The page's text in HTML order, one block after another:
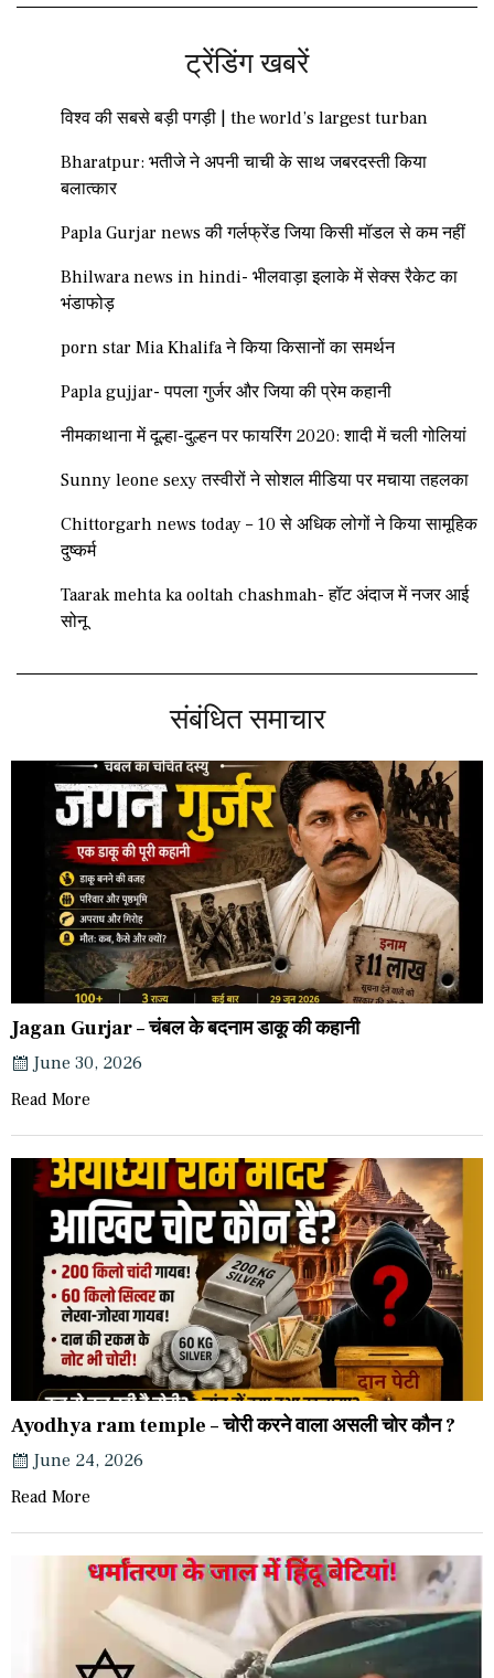
ट्रेंडिंग खबरें
विश्व की सबसे बड़ी पगड़ी | the world’s largest turban
Bharatpur: भतीजे ने अपनी चाची के साथ जबरदस्ती किया
बलात्कार
Papla Gurjar news की गर्लफ्रेंड जिया किसी मॉडल से कम नहीं
Bhilwara news in hindi- भीलवाड़ा इलाके में सेक्स रैकेट का
भंडाफोड़
porn star Mia Khalifa ने किया किसानों का समर्थन
Papla gujjar- पपला गुर्जर और जिया की प्रेम कहानी
नीमकाथाना में दूल्हा-दुल्हन पर फायरिंग 2020: शादी में चली गोलियां
Sunny leone sexy तस्वीरों ने सोशल मीडिया पर मचाया तहलका
Chittorgarh news today – 10 से अधिक लोगों ने किया सामूहिक
दुष्कर्म
Taarak mehta ka ooltah chashmah- हॉट अंदाज में नजर आई
सोनू
संबंधित समाचार
Jagan Gurjar – चंबल के बदनाम डाकू की कहानी
June 30, 2026
Read More
Ayodhya ram temple – चोरी करने वाला असली चोर कौन ?
June 24, 2026
Read More